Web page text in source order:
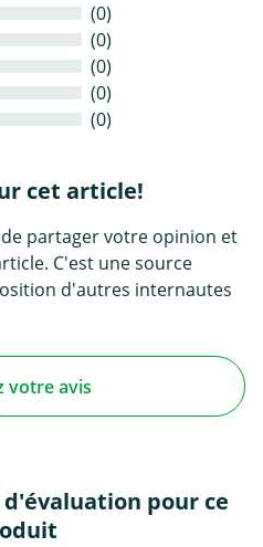
(0)
(0)
(0)
(0)
(0)
cet article!
partager votre opinion et
C'est une source
d'autres internautes
votre avis
pour ce